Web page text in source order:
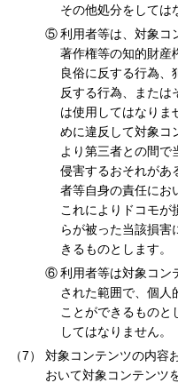
その他処分をしては
利用者等は、対象コ
著作権等の知的財産
良俗に反する行為、
反する行為、または
は使用してはなりま
めに違反して対象コ
より第三者との間で
侵害するおそれがあ
者等自身の責任にお
これによりドコモが
らが被った当該損害
きるものとします。
利用者等は対象コン
された範囲で、個人
ことができるものと
してはなりません。
対象コンテンツの内容
おいて対象コンテンツ